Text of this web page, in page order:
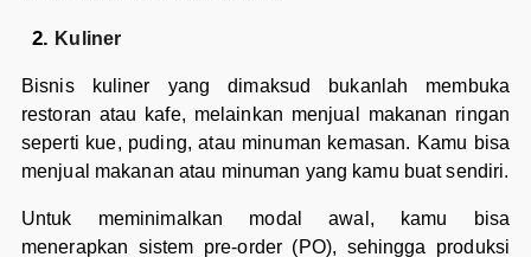
Kuliner
Bisnis kuliner yang dimaksud bukanlah membuka
restoran atau kafe, melainkan menjual makanan ringan
seperti kue, puding, atau minuman kemasan. Kamu bisa
menjual makanan atau minuman yang kamu buat sendiri.
Untuk meminimalkan modal awal, kamu bisa
menerapkan sistem pre-order (PO), sehingga produksi